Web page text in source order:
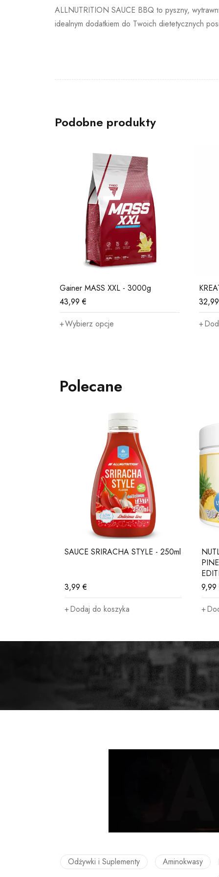
ALLNUTRITION SAUCE BBQ to pyszny,
idealnym dodatkiem do Twoich dietetycznych
Podobne produkty
Gainer MASS XXL - 3000g
43,99€
Wybierz opcje
Polecane
SAUCE SRIRACHA STYLE - 250ml
3,99€
Dodaj do koszyka
9,99
Odżywki i Suplementy Aminokwasy